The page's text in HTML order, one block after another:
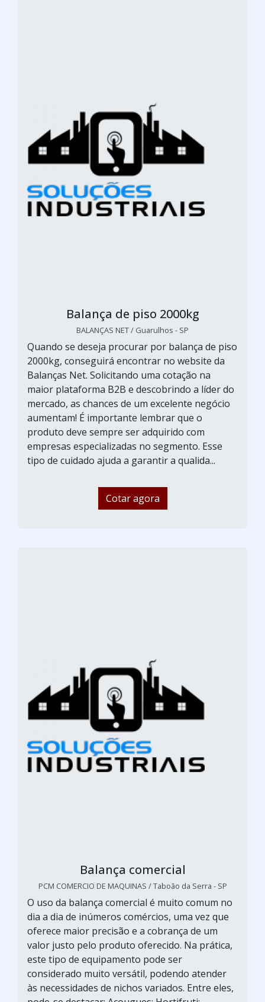
Balança de piso 2000kg
BALANÇAS NET / Guarulhos - SP
Quando se deseja procurar por balança de piso
2000kg, conseguirá encontrar no website da
Balanças Net. Solicitando uma cotação na
maior plataforma B2B e descobrindo a líder do
mercado, as chances de um excelente negócio
aumentam! É importante lembrar que o
produto deve sempre ser adquirido com
empresas especializadas no segmento. Esse
tipo de cuidado ajuda a garantir a qualida...
Cotar agora
Balança comercial
PCM COMERCIO DE MAQUINAS / Taboão da Serra - SP
O uso da balança comercial é muito comum no
dia a dia de inúmeros comércios, uma vez que
oferece maior precisão e a cobrança de um
valor justo pelo produto oferecido. Na prática,
este tipo de equipamento pode ser
considerado muito versátil, podendo atender
às necessidades de nichos variados. Entre eles,